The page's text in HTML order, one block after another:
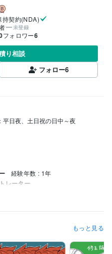
持契約(NDA)
未登録
フォロワー6
り相談
フォロー6
日夜、土日祝の日中～夜
経験年数 : 1年
レーター
年数 : 14年
Illustrator:19年Canva:1年
ールSAI:10年Live2D:1年
もっと見る